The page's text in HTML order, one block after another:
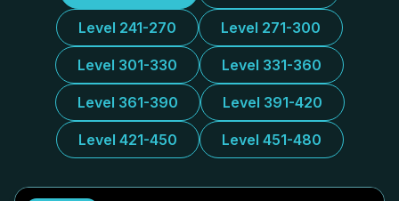
Level 241-270 Level 271-300
Level 301-330 Level 331-360
Level 361-390 Level 391-420
Level 421-450 Level 451-480